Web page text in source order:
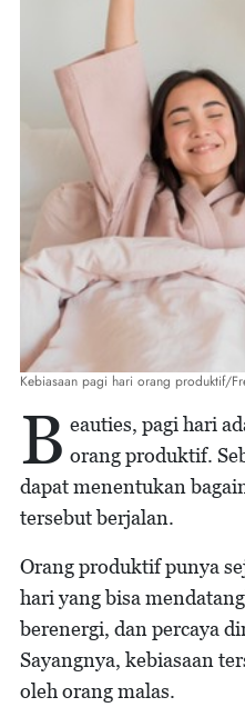
Kebiasaan pagi hari orang produktif/
B eauties, pagi hari
orang produktif.
dapat menentukan
tersebut berjalan.
Orang produktif punya
hari yang bisa
berenergi, dan percaya
Sayangnya, kebiasaan
oleh orang malas.